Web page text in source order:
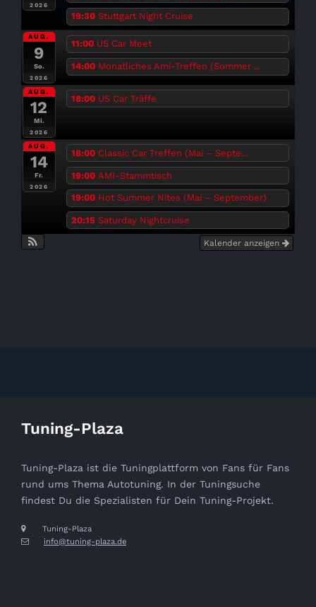
2026
19:30 Stuttgart Night Cruise
AUG.
9
So.
2026
11:00 US Car Meet
14:00 Monatliches Ami-Treffen (Sommer ...
AUG.
12
Mi.
2026
18:00 US Car Träffe
AUG.
14
Fr.
2026
18:00 Classic Car Treffen (Mai – Septe...
19:00 AMI-Stammtisch
19:00 Hot Summer Nites (Mai – September)
20:15 Saturday Nightcruise
Kalender anzeigen
Tuning-Plaza
Tuning-Plaza ist die Tuningplattform von Fans für Fans
rund ums Thema Autotuning. In der Tuningsuche
findest Du die Spezialisten für Dein Tuning-Projekt.
Tuning-Plaza
info@tuning-plaza.de